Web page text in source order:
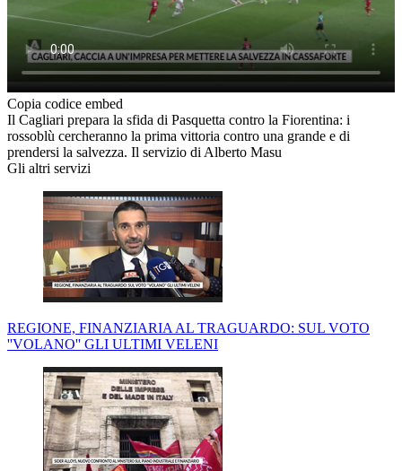
Copia codice embed
Il Cagliari prepara la sfida di Pasquetta contro la Fiorentina: i
rossoblù cercheranno la prima vittoria contro una grande e di
prendersi la salvezza. Il servizio di Alberto Masu
Gli altri servizi
REGIONE, FINANZIARIA AL TRAGUARDO: SUL VOTO
''VOLANO'' GLI ULTIMI VELENI